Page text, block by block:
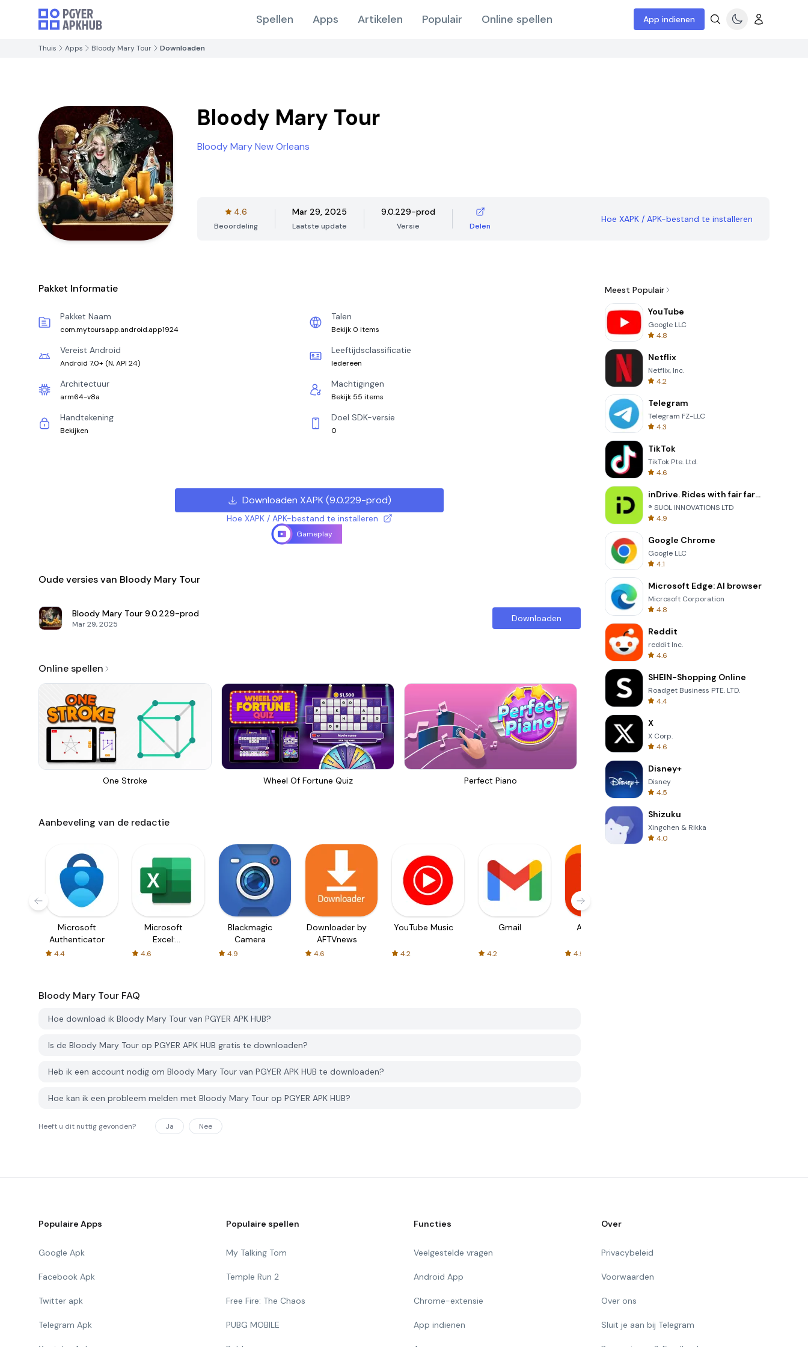
Spellen Apps Artikelen Populair Online spellen App indienen
Thuis Apps Bloody Mary Tour Downloaden
Bloody Mary Tour
Bloody Mary New Orleans
4.6
Beoordeling
Mar 29, 2025
Laatste update
9.0.229-prod
Versie Delen
Hoe XAPK / APK-bestand te installeren
Pakket Informatie
Pakket Naam
com.mytoursapp.android.app1924
Talen
Bekijk 0 items
Vereist Android
Android 7.0+ (N, API 24)
Leeftijdsclassificatie
Iedereen
Architectuur
arm64-v8a
Machtigingen
Bekijk 55 items
Handtekening
Bekijken
Doel SDK-versie
0
Downloaden XAPK(9.0.229-prod)
Hoe XAPK / APK-bestand te installeren
Gameplay
Oude versies van Bloody Mary Tour
Bloody Mary Tour 9.0.229-prod
Mar 29, 2025
Downloaden
Online spellen
One Stroke Wheel Of Fortune Quiz Perfect Piano Tower Crash 3D
Aanbeveling van de redactie
Microsoft
Authenticator
4.4
Microsoft
Excel:
Spreadsheets
4.6
Blackmagic
Camera
4.9
Downloader by
AFTVnews
4.6
YouTube Music
4.2
Gmail
4.2
AliExpress
4.5
Bloody Mary Tour FAQ
Hoe download ik Bloody Mary Tour van PGYER APK HUB?
Is de Bloody Mary Tour op PGYER APK HUB gratis te downloaden?
Heb ik een account nodig om Bloody Mary Tour van PGYER APK HUB te downloaden?
Hoe kan ik een probleem melden met Bloody Mary Tour op PGYER APK HUB?
Heeft u dit nuttig gevonden? Ja Nee
Meest Populair
YouTube
Google LLC
4.8
Netflix
Netflix, Inc.
4.2
Telegram
Telegram FZ-LLC
4.3
TikTok
TikTok Pte. Ltd.
4.6
inDrive. Rides with fair fares
® SUOL INNOVATIONS LTD
4.9
Google Chrome
Google LLC
4.1
Microsoft Edge: AI browser
Microsoft Corporation
4.8
Reddit
reddit Inc.
4.6
SHEIN-Shopping Online
Roadget Business PTE. LTD.
4.4
X
X Corp.
4.6
Disney+
Disney
4.5
Shizuku
Xingchen & Rikka
4.0
Populaire Apps
Google Apk
Facebook Apk
Twitter apk
Telegram Apk
Populaire spellen
My Talking Tom
Temple Run 2
Free Fire: The Chaos
PUBG MOBILE
Functies
Veelgestelde vragen
Android App
Chrome-extensie
App indienen
Over
Privacybeleid
Voorwaarden
Over ons
Sluit je aan bij Telegram